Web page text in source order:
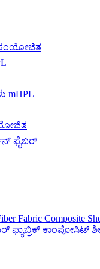
ಸಂಯೋಜಿತ
mHPL
ಫೈಬರ್
ಫ್ಯಾಬ್ರಿಕ್ ಕಾಂಪೋಸಿಟ್